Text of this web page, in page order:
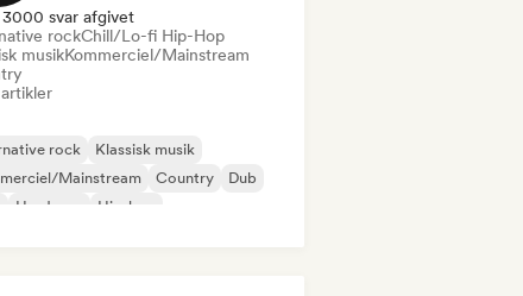
3000 svar afgivet
rockChill/Lo-fi Hip-Hop
musikKommerciel/Mainstream
rock
Klassisk musik
Mainstream
Country
Dub
Hardcore Hip-hop